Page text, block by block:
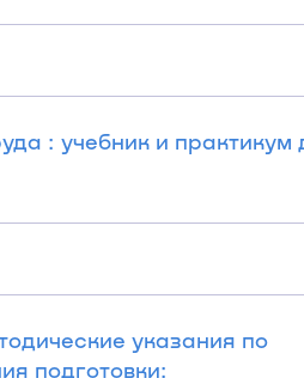
: учебник и практикум
указания по
подготовки: